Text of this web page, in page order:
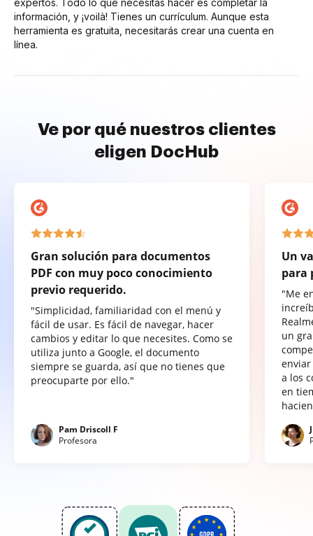
información, y ¡voilà! Tienes un currículum. Aunque esta
herramienta es gratuita, necesitarás crear una cuenta en
línea.
Ve por qué nuestros clientes
eligen DocHub
Gran solución para documentos
PDF con muy poco conocimiento
previo requerido.
"Simplicidad, familiaridad con el menú y
fácil de usar. Es fácil de navegar, hacer
cambios y editar lo que necesites. Como se
utiliza junto a Google, el documento
siempre se guarda, así que no tienes que
preocuparte por ello."
Pam Driscoll F
Profesora
Un
para
"Me
un
a los
en